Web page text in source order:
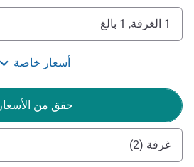
1 الغرفة, 1 بالغ
أسعار خاصة
حقق من الأسعار
غرفة (2)